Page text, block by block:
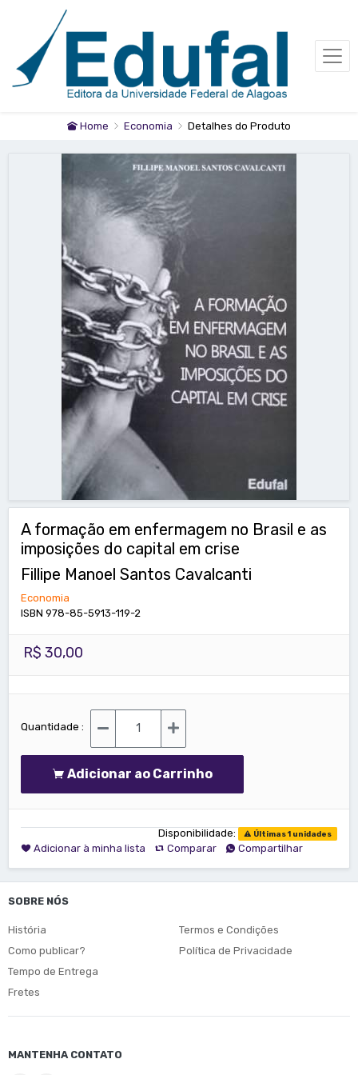
Home Economia Detalhes do Produto
A formação em enfermagem no Brasil e as
imposições do capital em crise
Fillipe Manoel Santos Cavalcanti
Economia
ISBN 978-85-5913-119-2
R$ 30,00
Quantidade :
Adicionar ao Carrinho
Disponibilidade: Últimas 1 unidades
Adicionar à minha lista Comparar Compartilhar
SOBRE NÓS
História
Como publicar?
Tempo de Entrega
Fretes
Termos e Condições
Política de Privacidade
MANTENHA CONTATO